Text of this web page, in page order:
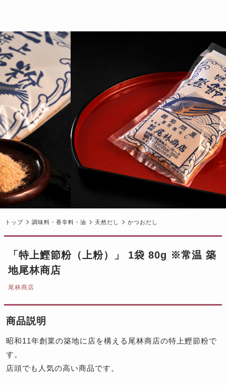
トップ 調味料・香辛料・油 天然だし かつおだし
「特上鰹節粉（上粉）」 1袋 80g ※常温 築
地尾林商店
尾林商店
商品説明
昭和11年創業の築地に店を構える尾林商店の特上鰹節粉で
す。
店頭でも人気の高い商品です。